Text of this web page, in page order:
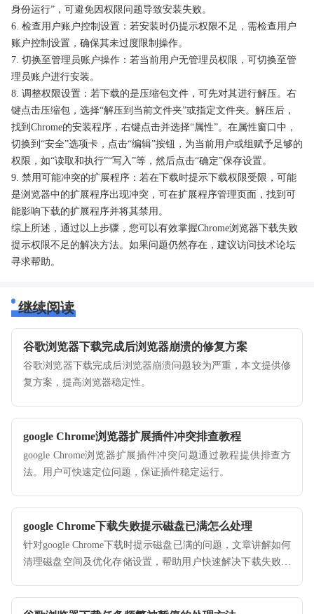
身份运行”，可避免因权限问题导致安装失败。
6. 检查用户账户控制设置：若安装时仍提示权限不足，需检查用户
账户控制设置，确保其未过度限制操作。
7. 切换至管理员账户操作：若当前用户无管理员权限，可切换至管
理员账户进行安装。
8. 调整权限设置：若下载的是压缩包文件，可先对其进行解压。右
键点击压缩包，选择“解压到当前文件夹”或指定文件夹。解压后，
找到Chrome的安装程序，右键点击并选择“属性”。在属性窗口中，
切换到“安全”选项卡，点击“编辑”按钮，为当前用户或组赋予足够的
权限，如“读取和执行”“写入”等，然后点击“确定”保存设置。
9. 禁用可能冲突的扩展程序：若在下载时提示下载权限受限，可能
是浏览器中的扩展程序出现冲突，可在扩展程序管理页面，找到可
能影响下载的扩展程序并将其禁用。
综上所述，通过以上步骤，您可以有效掌握Chrome浏览器下载失败
提示权限不足的解决方法。如果问题仍然存在，建议访问技术论坛
寻求帮助。
继续阅读
谷歌浏览器下载完成后浏览器崩溃的修复方案
谷歌浏览器下载完成后浏览器崩溃问题较为严重，本文提供修
复方案，提高浏览器稳定性。
google Chrome浏览器扩展插件冲突排查教程
google Chrome浏览器扩展插件冲突问题通过教程提供排查方
法。用户可快速定位问题，保证插件稳定运行。
google Chrome下载失败提示磁盘已满怎么处理
针对google Chrome下载时提示磁盘已满的问题，文章讲解如何
清理磁盘空间及优化存储设置，帮助用户快速解决下载失败的